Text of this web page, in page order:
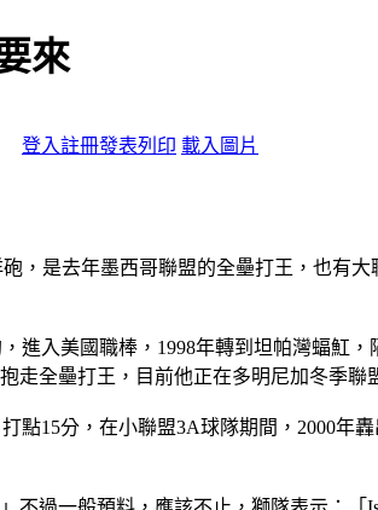
來
登入註冊發表列印 載入圖片
，是去年墨西哥聯盟的全壘打王，也有
進入美國職棒，1998年轉到坦帕灣蝠魟
走全壘打王，目前他正在多明尼加冬季聯
點15分，在小聯盟3A球隊期間，2000年